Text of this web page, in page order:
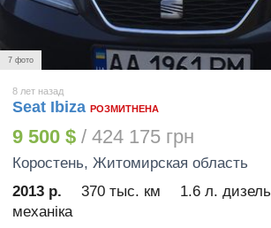
7 фото
8 лет назад
Seat Ibiza РОЗМИТНЕНА
9 500 $ / 424 175 грн
Коростень, Житомирская область
2013 р.
370 тыс. км 1.6 л. дизель
механіка